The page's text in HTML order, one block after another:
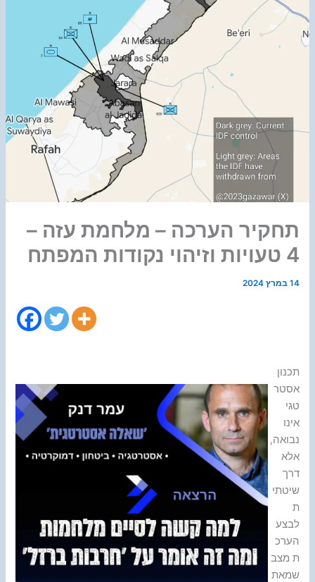
תחקיר הערכה – מלחמת עזה –
4 טעויות וזיהוי נקודות המפתח
14 במרץ 2024
תכנון
אסטר
טגי
אינו
נבואה,
אלא
דרך
שיטתי
ת
לבצע
הערכ
ת מצב
שמאת